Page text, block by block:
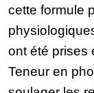
cette formule
ont été prises
Teneur en